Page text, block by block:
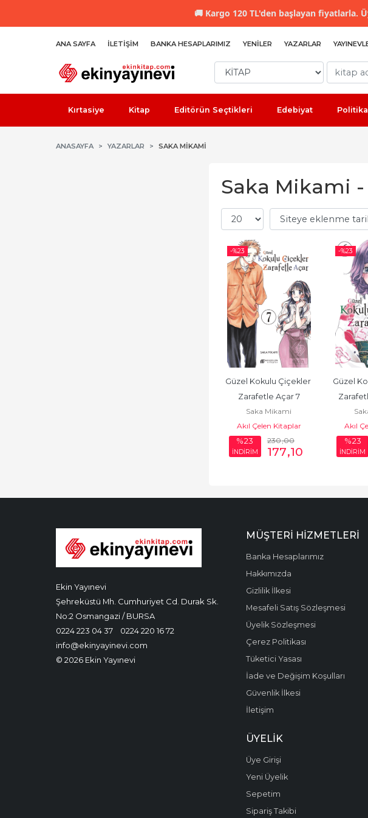
🚚 Kargo 120 TL'den başlayan fiyatlarla.
ANA SAYFA İLETIŞIM BANKA HESAPLARIMIZ YENILER YAZARLAR
Kırtasiye Kitap Editörün Seçtikleri Edebiyat Politika
ANASAYFA YAZARLAR SAKA MIKAMI
Saka Mikami -
-%23
Güzel Kokulu Çiçekler
Zarafetle Açar 7
Saka Mikami
Akıl Çelen Kitaplar
%23
İNDİRİM
230,00
177,10
-%23
Güzel
Akıl
%23
İNDİRİM
Ekin Yayınevi
Şehreküstü Mh. Cumhuriyet Cd. Durak Sk.
No:2 Osmangazi / BURSA
0224 223 04 37
0224 220 16 72
info@ekinyayinevi.com
© 2026 Ekin Yayınevi
MÜŞTERI HIZMETLERI
Banka Hesaplarımız
Hakkımızda
Gizlilik İlkesi
Mesafeli Satış Sözleşmesi
Üyelik Sözleşmesi
Çerez Politikası
Tüketici Yasası
İade ve Değişim Koşulları
Güvenlik İlkesi
İletişim
ÜYELIK
Üye Girişi
Yeni Üyelik
Sepetim
Sipariş Takibi